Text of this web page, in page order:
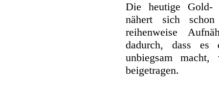
Die heutige Gold-
nähert sich
reihenweise
dadurch, dass es
unbiegsam
beigetragen.